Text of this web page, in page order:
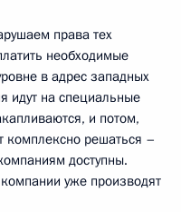
права тех
необходимые
в адрес западных
идут на специальные
и потом,
комплексно решаться –
доступны.
уже производят